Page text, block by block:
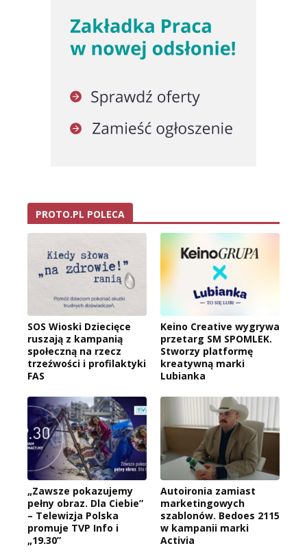
PROTO.PL POLECA
SOS Wioski Dziecięce
ruszają z kampanią
społeczną na rzecz
trzeźwości i profilaktyki
FAS
Keino Creative wygrywa
przetarg SM SPOMLEK.
Stworzy platformę
kreatywną marki
Lubianka
„Zawsze pokazujemy
pełny obraz. Dla Ciebie”
– Telewizja Polska
promuje TVP Info i
„19.30”
Autoironia zamiast
marketingowych
szablonów. Bedoes 2115
w kampanii marki
Activia